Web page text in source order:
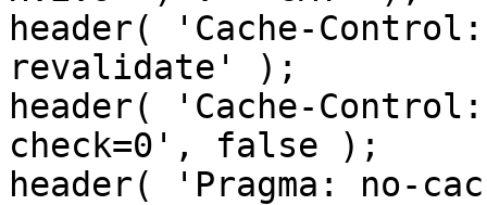
header( 'Cache-
revalidate' );
header( 'Cache-
check=0', false );
header( 'Pragma: no-